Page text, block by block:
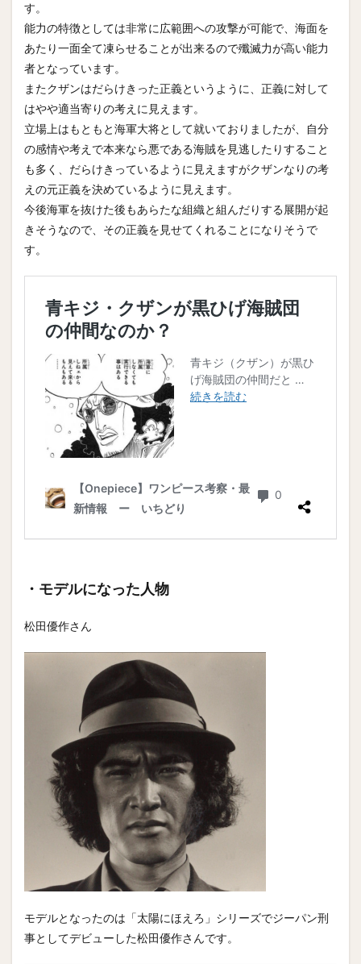
す。
能力の特徴としては非常に広範囲への攻撃が可能で、海面を
あたり一面全て凍らせることが出来るので殲滅力が高い能力
者となっています。
またクザンはだらけきった正義というように、正義に対して
はやや適当寄りの考えに見えます。
立場上はもともと海軍大将として就いておりましたが、自分
の感情や考えで本来なら悪である海賊を見逃したりすること
も多く、だらけきっているように見えますがクザンなりの考
えの元正義を決めているように見えます。
今後海軍を抜けた後もあらたな組織と組んだりする展開が起
きそうなので、その正義を見せてくれることになりそうで
す。
・モデルになった人物
松田優作さん
モデルとなったのは「太陽にほえろ」シリーズでジーパン刑
事としてデビューした松田優作さんです。